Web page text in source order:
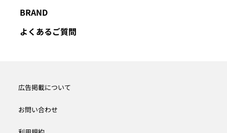
BRAND
よくあるご質問
広告掲載について
お問い合わせ